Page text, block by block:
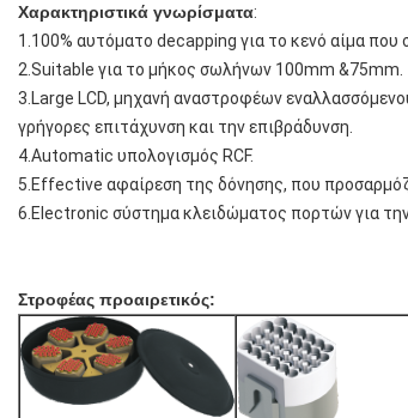
Χαρακτηριστικά γνωρίσματα:
1.100% αυτόματο decapping για το κενό αίμα που
2.Suitable για το μήκος σωλήνων 100mm &75mm.
3.Large LCD, μηχανή αναστροφέων
γρήγορες επιτάχυνση και την επιβράδυνση.
4.Automatic υπολογισμός RCF.
5.Effective αφαίρεση της δόνησης, που
6.Electronic σύστημα κλειδώματος πορτών για
Στροφέας προαιρετικός: